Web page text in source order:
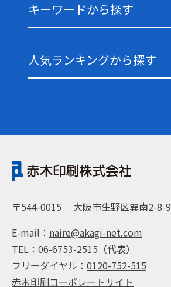
キーワードから探す
人気ランキングから探す
〒544-0015
大阪市生野区巽南2-8-9
E-mail： naire@akagi-net.com
TEL： 06-6753-2515（代表）
フリーダイヤル： 0120-752-515
赤木印刷コーポレートサイト